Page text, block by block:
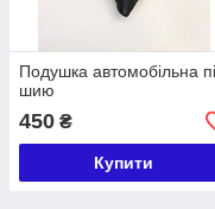
Подушка автомобільна
шию
450 ₴
Купити